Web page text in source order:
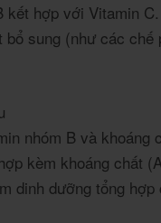
kết hợp với Vitamin C.
bổ sung (như các
nhóm B và
kèm khoáng chất
dinh dưỡng tổng